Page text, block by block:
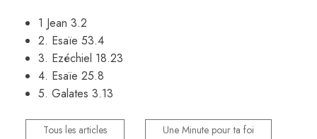
1 Jean 3.2
2. Esaïe 53.4
3. Ezéchiel 18.23
4. Esaïe 25.8
5. Galates 3.13
Tous les articles Une Minute pour ta foi